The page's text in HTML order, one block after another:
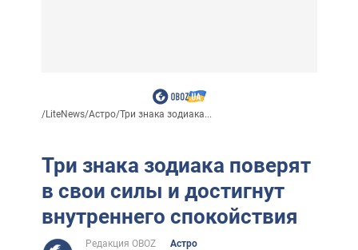
/LiteNews/Астро/Три знака зодиака...
Три знака зодиака поверят
в свои силы и достигнут
внутреннего спокойствия
Редакция OBOZ
Астро